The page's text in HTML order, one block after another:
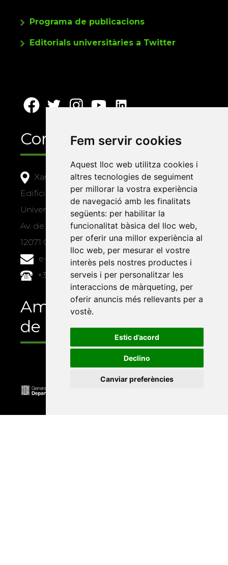
Fem servir cookies
Aquest lloc web utilitza cookies i
altres tecnologies de seguiment
per millorar la vostra experiència
de navegació amb les finalitats
següents: per habilitar la
funcionalitat bàsica del lloc web,
per oferir una millor experiència al
lloc web, per mesurar el vostre
interès pels nostres productes i
serveis i per personalitzar les
interaccions de màrqueting, per
oferir anuncis més rellevants per a
vostè.
Estic d’acord
Declino
Canviar preferències
Programa de publicacions
Editorials universitàries a Twitter
Contacte
Xarxa Vives d'Universitats
Edifici Àgora
Universitat Jaume I, local 10
Av. de Vicent Sos Baynat, s/n
12071 Castelló de la Plana
e-buc@vives.org
+34 964 72 89 93
Amb el suport
de